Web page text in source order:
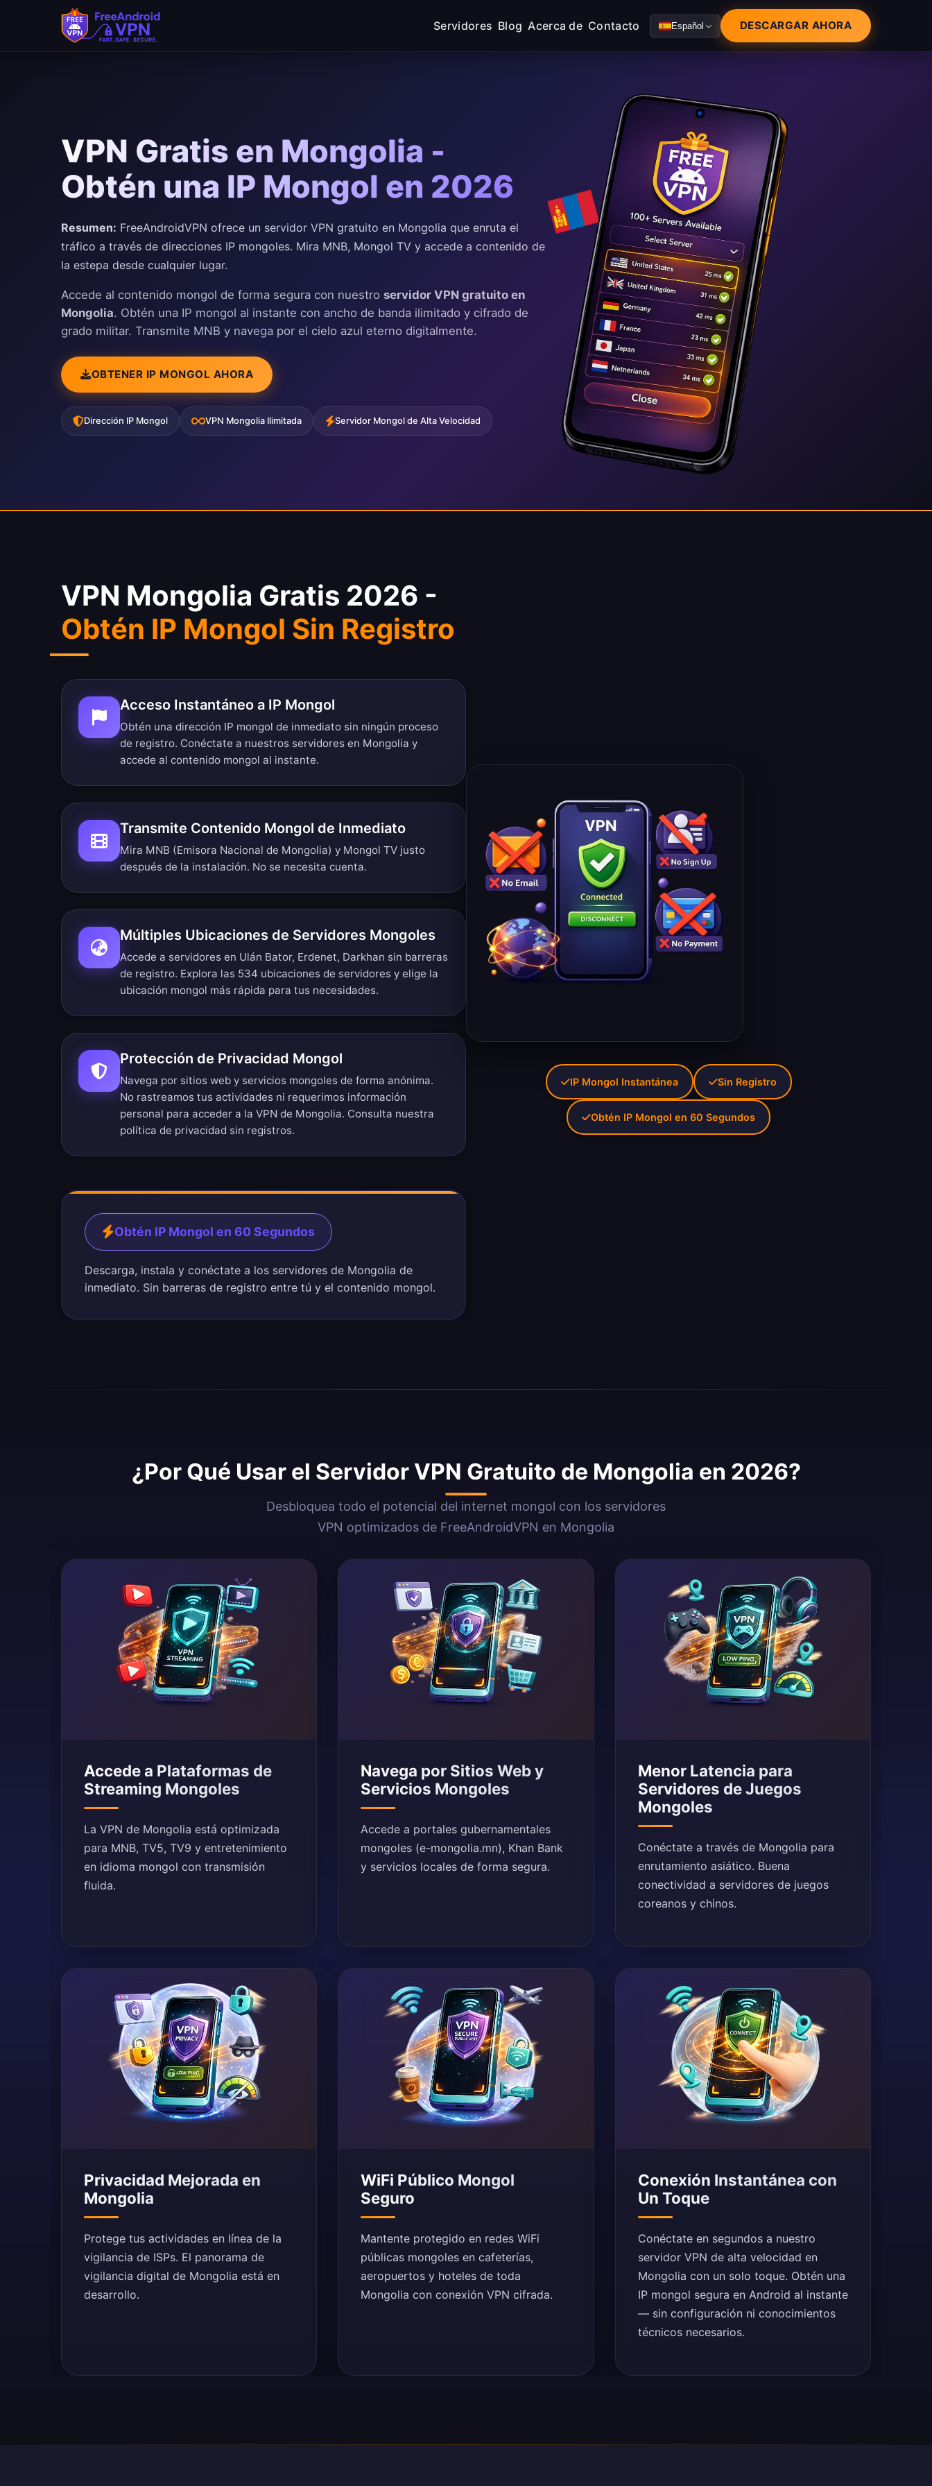
Saltar al contenido principal
Servidores Blog Acerca de Contacto Español DESCARGAR AHORA
VPN Gratis en Mongolia -
Obtén una IP Mongol en 2026
Resumen: FreeAndroidVPN ofrece un servidor VPN gratuito en Mongolia que enruta el
tráfico a través de direcciones IP mongoles. Mira MNB, Mongol TV y accede a contenido de
la estepa desde cualquier lugar.
Accede al contenido mongol de forma segura con nuestro servidor VPN gratuito en
Mongolia. Obtén una IP mongol al instante con ancho de banda ilimitado y cifrado de
grado militar. Transmite MNB y navega por el cielo azul eterno digitalmente.
OBTENER IP MONGOL AHORA
Dirección IP Mongol VPN Mongolia Ilimitada Servidor Mongol de Alta Velocidad
VPN Mongolia Gratis 2026 -
Obtén IP Mongol Sin Registro
Acceso Instantáneo a IP Mongol
Obtén una dirección IP mongol de inmediato sin ningún proceso
de registro. Conéctate a nuestros servidores en Mongolia y
accede al contenido mongol al instante.
Transmite Contenido Mongol de Inmediato
Mira MNB (Emisora Nacional de Mongolia) y Mongol TV justo
después de la instalación. No se necesita cuenta.
Múltiples Ubicaciones de Servidores Mongoles
Accede a servidores en Ulán Bator, Erdenet, Darkhan sin barreras
de registro. Explora las 534 ubicaciones de servidores y elige la
ubicación mongol más rápida para tus necesidades.
Protección de Privacidad Mongol
Navega por sitios web y servicios mongoles de forma anónima.
No rastreamos tus actividades ni requerimos información
personal para acceder a la VPN de Mongolia. Consulta nuestra
política de privacidad sin registros.
Obtén IP Mongol en 60 Segundos
Descarga, instala y conéctate a los servidores de Mongolia de
inmediato. Sin barreras de registro entre tú y el contenido mongol.
IP Mongol Instantánea Sin Registro
Obtén IP Mongol en 60 Segundos
¿Por Qué Usar el Servidor VPN Gratuito de Mongolia en 2026?
Desbloquea todo el potencial del internet mongol con los servidores
VPN optimizados de FreeAndroidVPN en Mongolia
Accede a Plataformas de
Streaming Mongoles
La VPN de Mongolia está optimizada
para MNB, TV5, TV9 y entretenimiento
en idioma mongol con transmisión
fluida.
Navega por Sitios Web y
Servicios Mongoles
Accede a portales gubernamentales
mongoles (e-mongolia.mn), Khan Bank
y servicios locales de forma segura.
Menor Latencia para
Servidores de Juegos
Mongoles
Conéctate a través de Mongolia para
enrutamiento asiático. Buena
conectividad a servidores de juegos
coreanos y chinos.
Privacidad Mejorada en
Mongolia
Protege tus actividades en línea de la
vigilancia de ISPs. El panorama de
vigilancia digital de Mongolia está en
desarrollo.
WiFi Público Mongol
Seguro
Mantente protegido en redes WiFi
públicas mongoles en cafeterías,
aeropuertos y hoteles de toda
Mongolia con conexión VPN cifrada.
Conexión Instantánea con
Un Toque
Conéctate en segundos a nuestro
servidor VPN de alta velocidad en
Mongolia con un solo toque. Obtén una
IP mongol segura en Android al instante
— sin configuración ni conocimientos
técnicos necesarios.